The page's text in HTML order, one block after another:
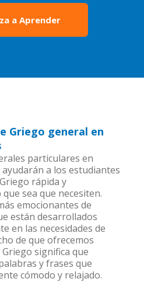
a Aprender
Griego general en
particulares en
a los estudiantes
rápida y
sea que necesiten.
emocionantes de
están desarrollados
en las necesidades de
de que ofrecemos
significa que
y frases que
cómodo y relajado.